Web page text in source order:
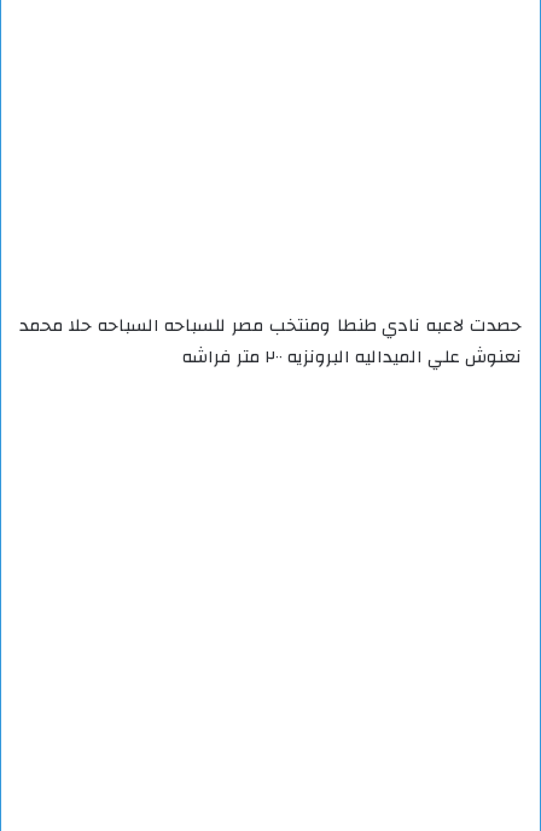
حصدت لاعبه نادي طنطا ومنتخب مصر للسباحه السباحه حلا محمد
نعنوش علي الميداليه البرونزيه ٢٠٠ متر فراشه